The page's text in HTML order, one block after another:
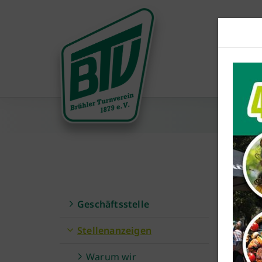
in
Geschäftsstelle
Stellenanzeigen
Warum wir